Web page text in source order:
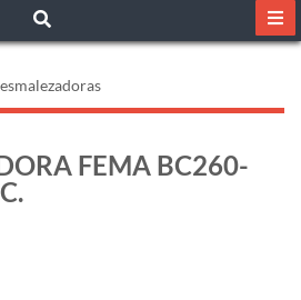
FEMA BC260-